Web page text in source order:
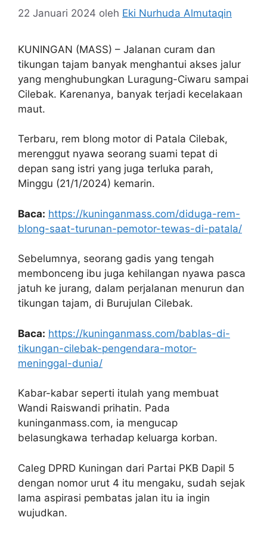
22 Januari 2024 oleh Eki Nurhuda Almutaqin
KUNINGAN (MASS) – Jalanan curam dan
tikungan tajam banyak menghantui akses jalur
yang menghubungkan Luragung-Ciwaru sampai
Cilebak. Karenanya, banyak terjadi kecelakaan
maut.
Terbaru, rem blong motor di Patala Cilebak,
merenggut nyawa seorang suami tepat di
depan sang istri yang juga terluka parah,
Minggu (21/1/2024) kemarin.
Baca: https://kuninganmass.com/diduga-rem-
blong-saat-turunan-pemotor-tewas-di-patala/
Sebelumnya, seorang gadis yang tengah
membonceng ibu juga kehilangan nyawa pasca
jatuh ke jurang, dalam perjalanan menurun dan
tikungan tajam, di Burujulan Cilebak.
Baca: https://kuninganmass.com/bablas-di-
tikungan-cilebak-pengendara-motor-
meninggal-dunia/
Kabar-kabar seperti itulah yang membuat
Wandi Raiswandi prihatin. Pada
kuninganmass.com, ia mengucap
belasungkawa terhadap keluarga korban.
Caleg DPRD Kuningan dari Partai PKB Dapil 5
dengan nomor urut 4 itu mengaku, sudah sejak
lama aspirasi pembatas jalan itu ia ingin
wujudkan.